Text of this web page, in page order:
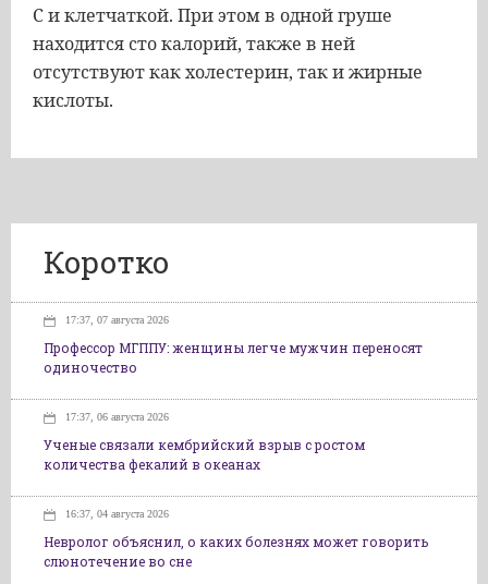
С и клетчаткой. При этом в одной груше
находится сто калорий, также в ней
отсутствуют как холестерин, так и жирные
кислоты.
Коротко
17:37, 07 августа 2026
Профессор МГППУ: женщины легче мужчин переносят
одиночество
17:37, 06 августа 2026
Ученые связали кембрийский взрыв с ростом
количества фекалий в океанах
16:37, 04 августа 2026
Невролог объяснил, о каких болезнях может говорить
слюнотечение во сне